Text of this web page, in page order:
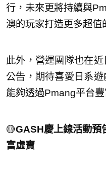
行，未來更將持續與
澳的玩家打造更多超值
此外，營運團隊也在
公告，期待喜愛日系
能夠透過Pmang平台豐
🟡GASH慶上線活動預
富虛寶